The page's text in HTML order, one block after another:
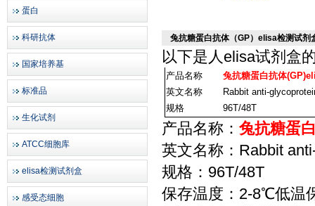
蛋白
科研抗体
国家培养基
标准品
生化试剂
ATCC细胞库
elisa检测试剂盒
感受态细胞
兔抗糖蛋白抗体（GP）elisa检测试剂
以下是 人elisa试剂盒
产品名称
兔抗糖蛋白抗体
英文名称
Rabbit anti-
规格
96T/48T
产品名称： 兔抗糖蛋
英文名称：Rabbit
规格：96T/48T
保存温度：2-8℃低温